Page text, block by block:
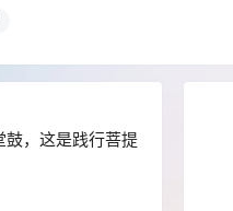
，这是践行菩提